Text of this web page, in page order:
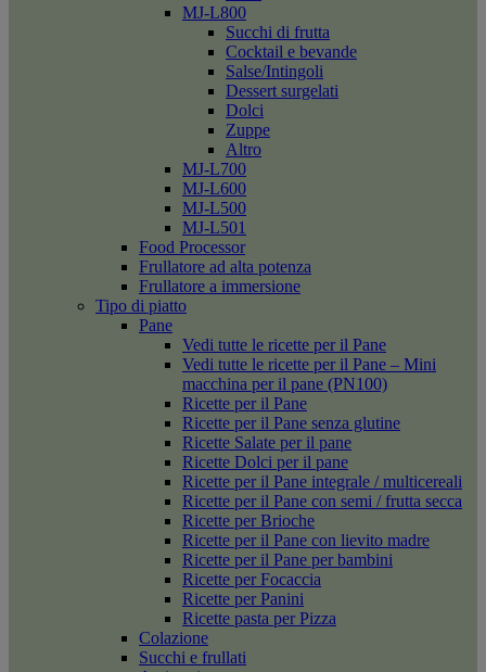
MJ-L800
Succhi di frutta
Cocktail e bevande
Salse/Intingoli
Dessert surgelati
Dolci
Zuppe
Altro
MJ-L700
MJ-L600
MJ-L500
MJ-L501
Food Processor
Frullatore ad alta potenza
Frullatore a immersione
Tipo di piatto
Pane
Vedi tutte le ricette per il Pane
Vedi tutte le ricette per il Pane – Mini
macchina per il pane (PN100)
Ricette per il Pane
Ricette per il Pane senza glutine
Ricette Salate per il pane
Ricette Dolci per il pane
Ricette per il Pane integrale / multicereali
Ricette per il Pane con semi / frutta secca
Ricette per Brioche
Ricette per il Pane con lievito madre
Ricette per il Pane per bambini
Ricette per Focaccia
Ricette per Panini
Ricette pasta per Pizza
Colazione
Succhi e frullati